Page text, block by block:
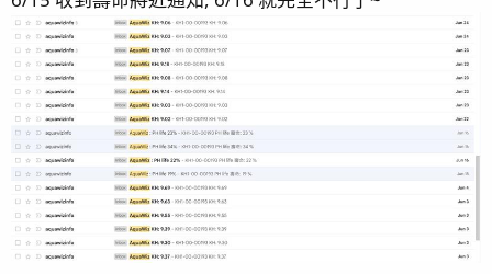
page79 龜殼腦 / 寶石花 / 寄居蟹噴發 / 四年六月/ 水盆缸
page80 Top Down Picture / 4.5年歷程 / 魚隻點名
page81 側濾簡介 / 再敲橘子
page82 斷臂殘肢
page83 骨融合 / KHA 故障 / 四年八月更新
page84 維護費用估算
page85 瘦身計畫 / 43地震慘案
page88 持續瘦身 / 震後一個月 / 主峰九叢骨
page89 元素出狀況
page90 出差歸來 / 毛象大兜蟲
page91 擁擠
Zoom in 仍是可以觀察到 KHA 與 KHG 有時大時小的差距, 最
大約 0.5dKH.
補充小蘇打量後, KH 數值會持續不斷增加.